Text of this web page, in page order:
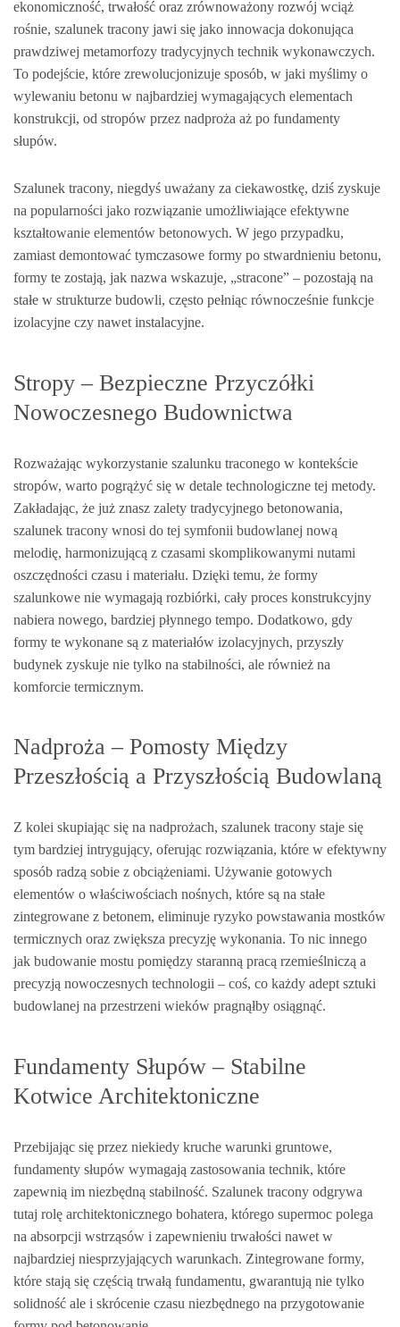
ekonomiczność, trwałość oraz zrównoważony rozwój wciąż
rośnie, szalunek tracony jawi się jako innowacja dokonująca
prawdziwej metamorfozy tradycyjnych technik wykonawczych.
To podejście, które zrewolucjonizuje sposób, w jaki myślimy o
wylewaniu betonu w najbardziej wymagających elementach
konstrukcji, od stropów przez nadproża aż po fundamenty
słupów.
Szalunek tracony, niegdyś uważany za ciekawostkę, dziś zyskuje
na popularności jako rozwiązanie umożliwiające efektywne
kształtowanie elementów betonowych. W jego przypadku,
zamiast demontować tymczasowe formy po stwardnieniu betonu,
formy te zostają, jak nazwa wskazuje, „stracone” – pozostają na
stałe w strukturze budowli, często pełniąc równocześnie funkcje
izolacyjne czy nawet instalacyjne.
Stropy – Bezpieczne Przyczółki
Nowoczesnego Budownictwa
Rozważając wykorzystanie szalunku traconego w kontekście
stropów, warto pogrążyć się w detale technologiczne tej metody.
Zakładając, że już znasz zalety tradycyjnego betonowania,
szalunek tracony wnosi do tej symfonii budowlanej nową
melodię, harmonizującą z czasami skomplikowanymi nutami
oszczędności czasu i materiału. Dzięki temu, że formy
szalunkowe nie wymagają rozbiórki, cały proces konstrukcyjny
nabiera nowego, bardziej płynnego tempo. Dodatkowo, gdy
formy te wykonane są z materiałów izolacyjnych, przyszły
budynek zyskuje nie tylko na stabilności, ale również na
komforcie termicznym.
Nadproża – Pomosty Między
Przeszłością a Przyszłością Budowlaną
Z kolei skupiając się na nadprożach, szalunek tracony staje się
tym bardziej intrygujący, oferując rozwiązania, które w efektywny
sposób radzą sobie z obciążeniami. Używanie gotowych
elementów o właściwościach nośnych, które są na stałe
zintegrowane z betonem, eliminuje ryzyko powstawania mostków
termicznych oraz zwiększa precyzję wykonania. To nic innego
jak budowanie mostu pomiędzy staranną pracą rzemieślniczą a
precyzją nowoczesnych technologii – coś, co każdy adept sztuki
budowlanej na przestrzeni wieków pragnąłby osiągnąć.
Fundamenty Słupów – Stabilne
Kotwice Architektoniczne
Przebijając się przez niekiedy kruche warunki gruntowe,
fundamenty słupów wymagają zastosowania technik, które
zapewnią im niezbędną stabilność. Szalunek tracony odgrywa
tutaj rolę architektonicznego bohatera, którego supermoc polega
na absorpcji wstrząsów i zapewnieniu trwałości nawet w
najbardziej niesprzyjających warunkach. Zintegrowane formy,
które stają się częścią trwałą fundamentu, gwarantują nie tylko
solidność ale i skrócenie czasu niezbędnego na przygotowanie